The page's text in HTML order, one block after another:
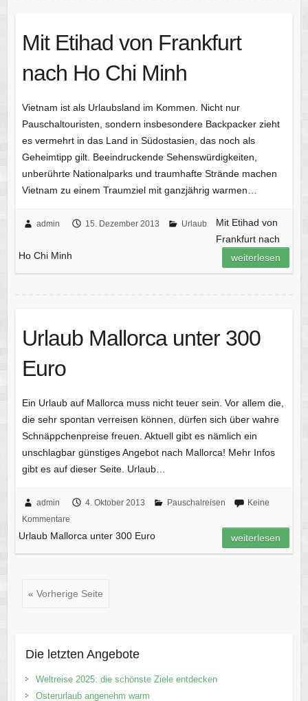
Mit Etihad von Frankfurt
nach Ho Chi Minh
Vietnam ist als Urlaubsland im Kommen. Nicht nur
Pauschaltouristen, sondern insbesondere Backpacker zieht
es vermehrt in das Land in Südostasien, das noch als
Geheimtipp gilt. Beeindruckende Sehenswürdigkeiten,
unberührte Nationalparks und traumhafte Strände machen
Vietnam zu einem Traumziel mit ganzjährig warmen…
admin 15. Dezember 2013 Urlaub
Mit Etihad von
Frankfurt nach
Ho Chi Minh
weiterlesen
Urlaub Mallorca unter 300
Euro
Ein Urlaub auf Mallorca muss nicht teuer sein. Vor allem die,
die sehr spontan verreisen können, dürfen sich über wahre
Schnäppchenpreise freuen. Aktuell gibt es nämlich ein
unschlagbar günstiges Angebot nach Mallorca! Mehr Infos
gibt es auf dieser Seite. Urlaub…
admin 4. Oktober 2013 Pauschalreisen
Keine
Kommentare
Urlaub Mallorca unter 300 Euro weiterlesen
« Vorherige Seite
Die letzten Angebote
Weltreise 2025: die schönste Ziele entdecken
Osterurlaub angenehm warm